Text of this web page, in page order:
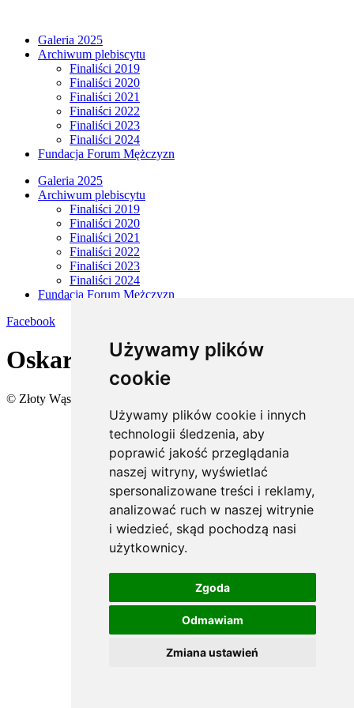
Używamy plików
cookie
Używamy plików cookie i innych
technologii śledzenia, aby
poprawić jakość przeglądania
naszej witryny, wyświetlać
spersonalizowane treści i reklamy,
analizować ruch w naszej witrynie
i wiedzieć, skąd pochodzą nasi
użytkownicy.
Zgoda
Odmawiam
Zmiana ustawień
treści
Galeria 2025
Archiwum plebiscytu
Finaliści 2019
Finaliści 2020
Finaliści 2021
Finaliści 2022
Finaliści 2023
Finaliści 2024
Fundacja Forum Mężczyzn
Galeria 2025
Archiwum plebiscytu
Finaliści 2019
Finaliści 2020
Finaliści 2021
Finaliści 2022
Finaliści 2023
Finaliści 2024
Fundacja Forum Mężczyzn
Facebook
Oskar
© Złoty Wąs 2025 | All rights reserved.